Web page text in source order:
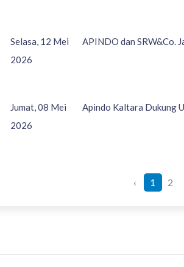
Selasa, 12 Mei
2026
APINDO dan SRW&Co.
Jumat, 08 Mei
2026
Apindo Kaltara Dukung
‹ 1 2